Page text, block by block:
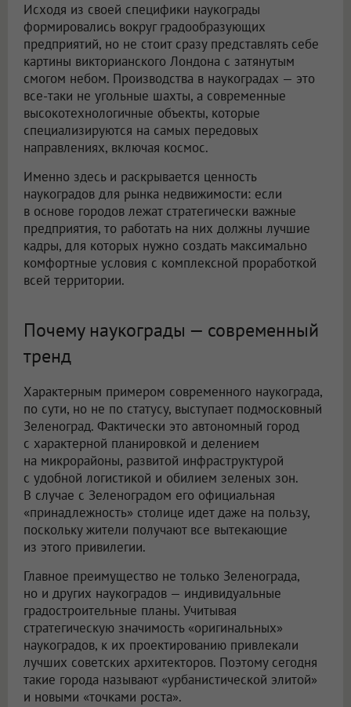
Исходя из своей специфики наукограды
формировались вокруг градообразующих
предприятий, но не стоит сразу представлять себе
картины викторианского Лондона с затянутым
смогом небом. Производства в наукоградах — это
все-таки не угольные шахты, а современные
высокотехнологичные объекты, которые
специализируются на самых передовых
направлениях, включая космос.
Именно здесь и раскрывается ценность
наукоградов для рынка недвижимости: если
в основе городов лежат стратегически важные
предприятия, то работать на них должны лучшие
кадры, для которых нужно создать максимально
комфортные условия с комплексной проработкой
всей территории.
Почему наукограды — современный
тренд
Характерным примером современного наукограда,
по сути, но не по статусу, выступает подмосковный
Зеленоград. Фактически это автономный город
с характерной планировкой и делением
на микрорайоны, развитой инфраструктурой
с удобной логистикой и обилием зеленых зон.
В случае с Зеленоградом его официальная
«принадлежность» столице идет даже на пользу,
поскольку жители получают все вытекающие
из этого привилегии.
Главное преимущество не только Зеленограда,
но и других наукоградов — индивидуальные
градостроительные планы. Учитывая
стратегическую значимость «оригинальных»
наукоградов, к их проектированию привлекали
лучших советских архитекторов. Поэтому сегодня
такие города называют «урбанистической элитой»
и новыми «точками роста».